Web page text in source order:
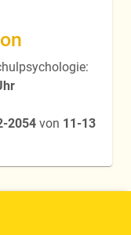
2054 von 11-13